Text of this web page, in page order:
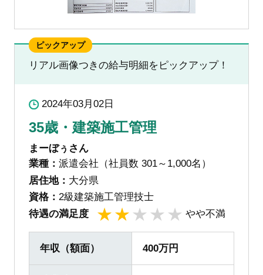
ピックアップ
リアル画像つきの給与明細をピックアップ！
2024年03月02日
35歳・建築施工管理
まーぼぅさん
業種： 派遣会社（社員数 301～1,000名）
居住地： 大分県
資格： 2級建築施工管理技士
待遇の満足度
やや不満
年収（額面） 400万円